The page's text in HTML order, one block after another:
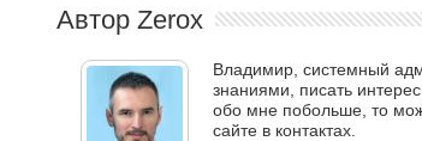
Автор Zerox
Владимир, системный
знаниями, писать
обо мне побольше, то
сайте в контактах.